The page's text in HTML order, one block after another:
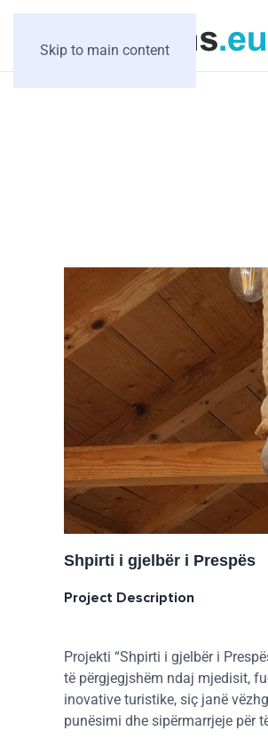
Skip to main content
Shpirti i gjelbër i Prespës
Project Description
Projekti “Shpirti i gjelbër i
të përgjegjshëm ndaj mjedisit,
inovative turistike, siç janë
punësimi dhe sipërmarrjeje për